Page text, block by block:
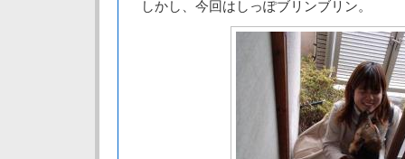
しかし、今回はしっぽブリンブリン。